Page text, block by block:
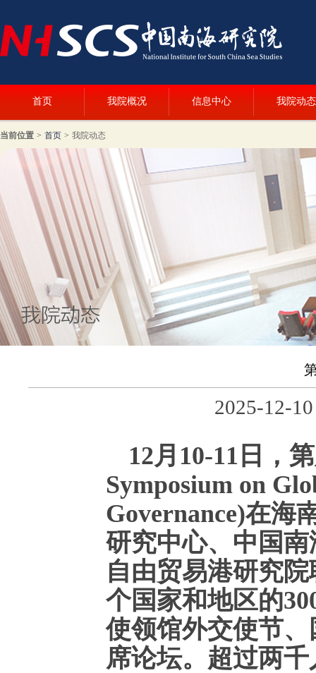
首页 我院概况 信息中心 我院动态
当前位置 > 首页 > 我院动态
2025-12-
12月10-11日，
Symposium on
Governance)在海
研究中心、中国
自由贸易港研究
个国家和地区的
使领馆外交使节
席论坛。超过两